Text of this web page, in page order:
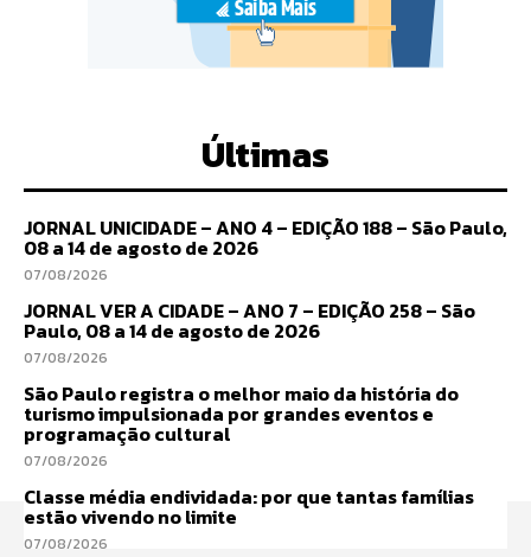
Últimas
JORNAL UNICIDADE – ANO 4 – EDIÇÃO 188 – São Paulo,
08 a 14 de agosto de 2026
07/08/2026
JORNAL VER A CIDADE – ANO 7 – EDIÇÃO 258 – São
Paulo, 08 a 14 de agosto de 2026
07/08/2026
São Paulo registra o melhor maio da história do
turismo impulsionada por grandes eventos e
programação cultural
07/08/2026
Classe média endividada: por que tantas famílias
estão vivendo no limite
07/08/2026